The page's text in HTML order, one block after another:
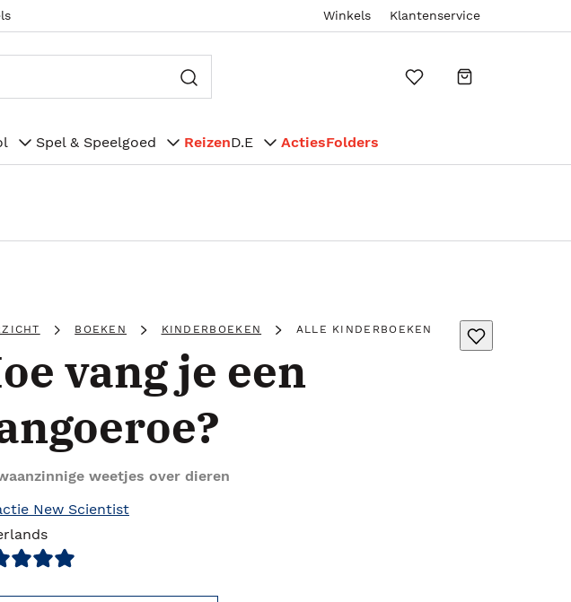
Winkels Klantenservice
Spel & Speelgoed ReizenD.E ActiesFolders
BOEKEN KINDERBOEKEN ALLE KINDERBOEKEN
vang je een
weetjes over dieren
New Scientist